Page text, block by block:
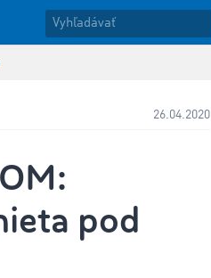
26.04.2020
pod